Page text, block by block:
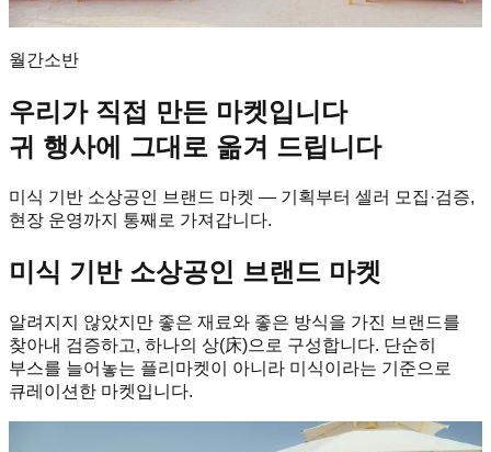
월간소반
우리가 직접 만든 마켓입니다
귀 행사에 그대로 옮겨 드립니다
미식 기반 소상공인 브랜드 마켓 — 기획부터 셀러 모집·검증,
현장 운영까지 통째로 가져갑니다.
미식 기반 소상공인 브랜드 마켓
알려지지 않았지만 좋은 재료와 좋은 방식을 가진 브랜드를
찾아내 검증하고, 하나의 상(床)으로 구성합니다. 단순히
부스를 늘어놓는 플리마켓이 아니라 미식이라는 기준으로
큐레이션한 마켓입니다.